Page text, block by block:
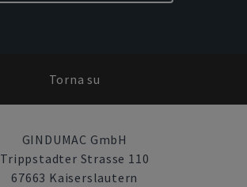
Torna su
GINDUMAC GmbH
Trippstadter Strasse 110
67663 Kaiserslautern